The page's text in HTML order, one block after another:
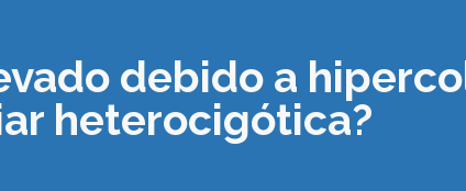
debido a
heterocigótica?